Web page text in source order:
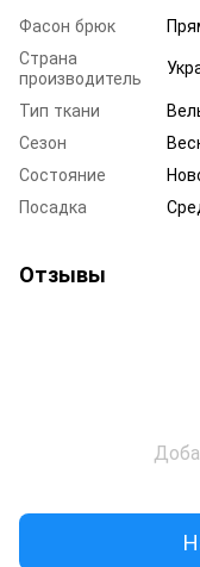
Фасон брюк
Страна
производитель
Тип ткани
Сезон
Состояние
Посадка
Отзывы